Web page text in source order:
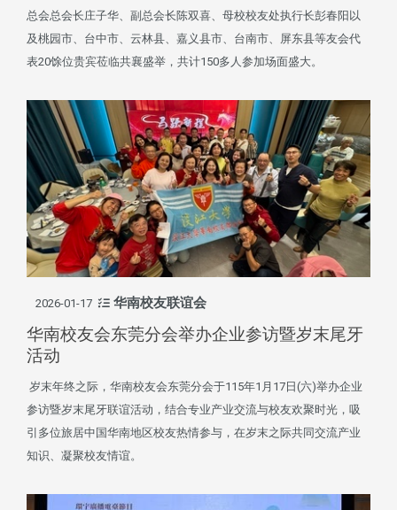
总会总会长庄子华、副总会长陈双喜、母校校友处执行长彭春阳以
及桃园市、台中市、云林县、嘉义县市、台南市、屏东县等友会代
表20馀位贵宾莅临共襄盛举，共计150多人参加场面盛大。
2026-01-17 华南校友联谊会
华南校友会东莞分会举办企业参访暨岁末尾牙
活动
岁末年终之际，华南校友会东莞分会于115年1月17日(六)举办企业
参访暨岁末尾牙联谊活动，结合专业产业交流与校友欢聚时光，吸
引多位旅居中国华南地区校友热情参与，在岁末之际共同交流产业
知识、凝聚校友情谊。